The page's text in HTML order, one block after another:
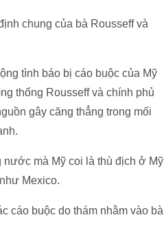
chung của bà Rousseff và
tình báo bị cáo buộc của Mỹ
thống Rousseff và chính phủ
gây căng thẳng trong mối
mà Mỹ coi là thù địch ở Mỹ
Mexico.
cáo buộc do thám nhằm vào bà